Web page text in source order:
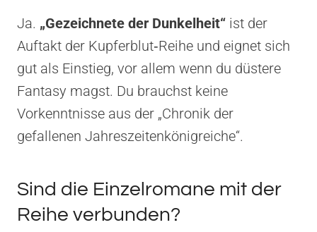
Ja. „Gezeichnete der Dunkelheit“ ist der
Auftakt der Kupferblut‑Reihe und eignet sich
gut als Einstieg, vor allem wenn du düstere
Fantasy magst. Du brauchst keine
Vorkenntnisse aus der „Chronik der
gefallenen Jahreszeitenkönigreiche“.
Sind die Einzelromane mit der
Reihe verbunden?